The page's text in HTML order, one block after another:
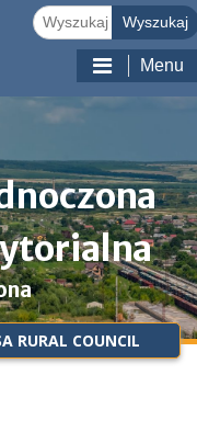
Menu
RURAL COUNCIL
Szukać: